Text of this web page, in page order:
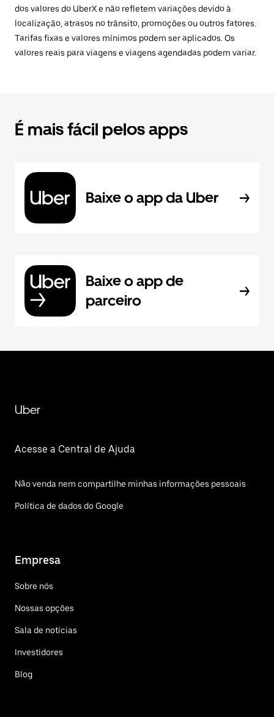
dos valores do UberX e não refletem variações devido à
localização, atrasos no trânsito, promoções ou outros fatores.
Tarifas fixas e valores mínimos podem ser aplicados. Os
valores reais para viagens e viagens agendadas podem variar.
É mais fácil pelos apps
Baixe o app da Uber
Baixe o app de
parceiro
Uber
Acesse a Central de Ajuda
Não venda nem compartilhe minhas informações pessoais
Política de dados do Google
Empresa
Sobre nós
Nossas opções
Sala de notícias
Investidores
Blog